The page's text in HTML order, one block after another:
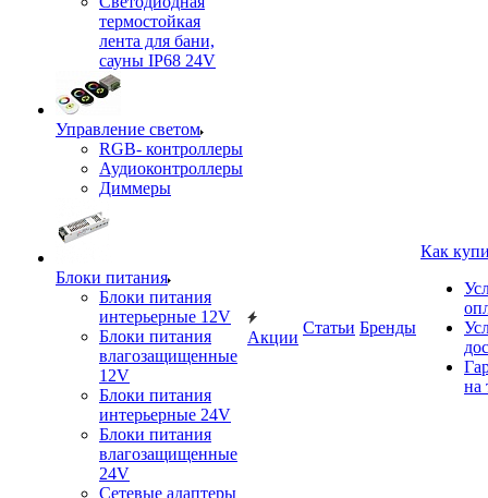
термостойкая
лента для бани,
сауны IP68 24V
Управление светом
RGB- контроллеры
Аудиоконтроллеры
Диммеры
Блоки питания
Блоки питания
интерьерные 12V
Блоки питания
влагозащищенные
12V
Блоки питания
интерьерные 24V
Блоки питания
влагозащищенные
24V
Сетевые адаптеры
Акции
Статьи Бренды
Как
на